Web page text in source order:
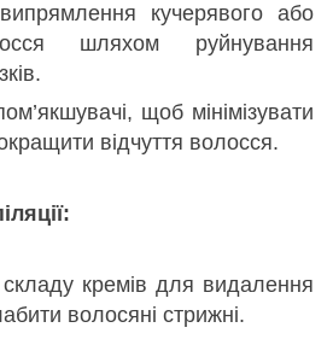
кучерявого або
шляхом руйнування
щоб мінімізувати
відчуття волосся.
кремів для видалення
волосяні стрижні.